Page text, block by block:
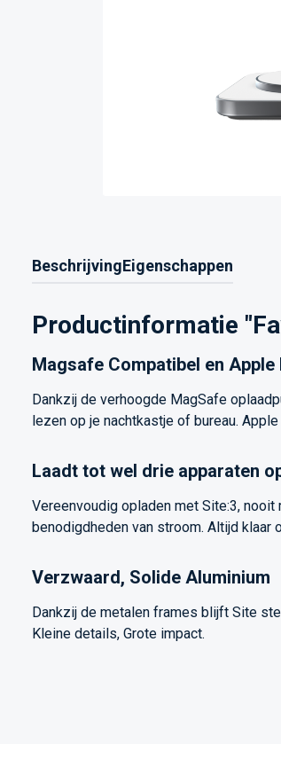
BeschrijvingEigenschappen
Productinformatie
Magsafe Compatibel en
Dankzij de verhoogde MagSafe
lezen op je nachtkastje of bureau.
Laadt tot wel drie apparaten
Vereenvoudig opladen met Site:3,
benodigdheden van stroom. Altijd klaar
Verzwaard, Solide Aluminium
Dankzij de metalen frames blijft Site
Kleine details, Grote impact.